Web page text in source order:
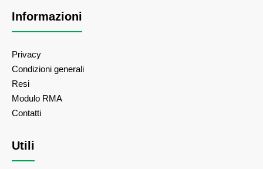
Informazioni
Privacy
Condizioni generali
Resi
Modulo RMA
Contatti
Utili